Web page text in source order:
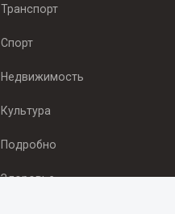
Транспорт
Спорт
Недвижимость
Культура
Подробно
Здоровье